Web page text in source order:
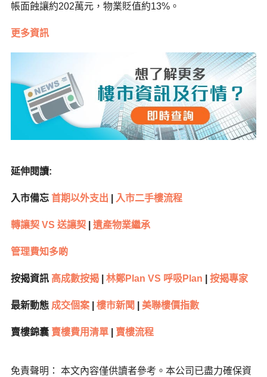
帳面蝕讓約202萬元，物業貶值約13%。
更多資訊
延伸閱讀:
入市備忘 首期以外支出 入市二手樓流程
轉讓契 VS 送讓契 遺產物業繼承
管理費知多啲
按揭資訊 高成數按揭| 林鄭Plan VS 呼吸Plan 按揭專家
最新動態 成交個案 樓市新聞 美聯樓價指數
賣樓錦囊 賣樓費用清單| 賣樓流程
免責聲明： 本文內容僅供讀者參考。本公司已盡力確保資